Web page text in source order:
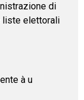
di
liste elettorali
à u